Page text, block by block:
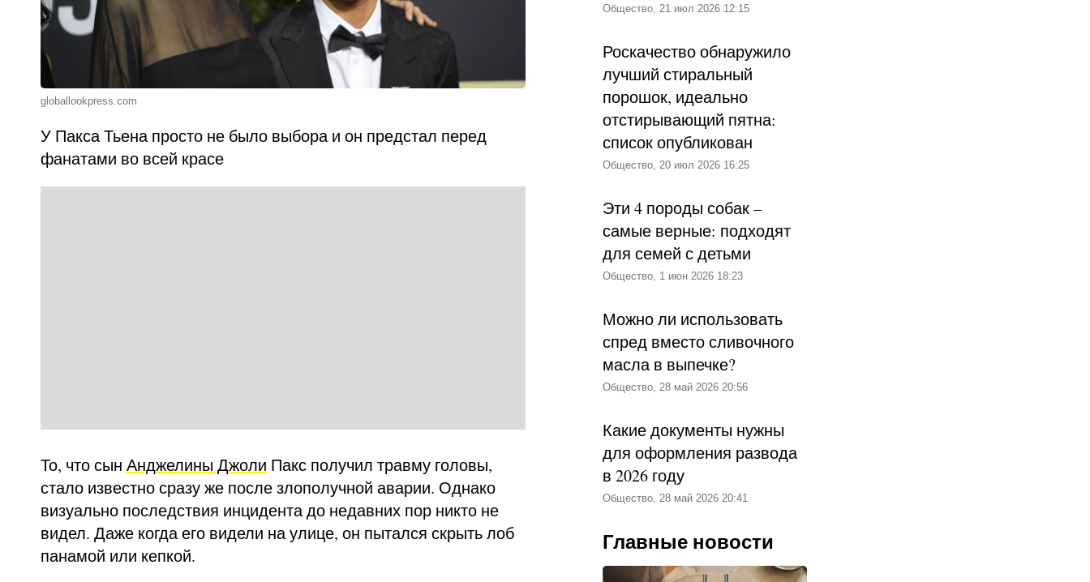
globallookpress.com
У Пакса Тьена просто не было выбора и он предстал перед
фанатами во всей красе
То, что сын Анджелины Джоли Пакс получил травму головы,
стало известно сразу же после злополучной аварии. Однако
визуально последствия инцидента до недавних пор никто не
видел. Даже когда его видели на улице, он пытался скрыть лоб
панамой или кепкой.
Общество, 21 июл 2026 12:15
Роскачество обнаружило
лучший стиральный
порошок, идеально
отстирывающий пятна:
список опубликован
Общество, 20 июл 2026 16:25
Эти 4 породы собак –
самые верные: подходят
для семей с детьми
Общество, 1 июн 2026 18:23
Можно ли использовать
спред вместо сливочного
масла в выпечке?
Общество, 28 май 2026 20:56
Какие документы нужны
для оформления развода
в 2026 году
Общество, 28 май 2026 20:41
Главные новости